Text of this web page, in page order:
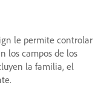
le permite controlar
los campos de los
la familia, el